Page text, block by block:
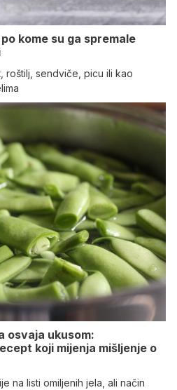
kome su ga spremale
roštilj, sendviče, picu ili kao
osvaja ukusom:
koji mijenja mišljenje o
na listi omiljenih jela, ali način